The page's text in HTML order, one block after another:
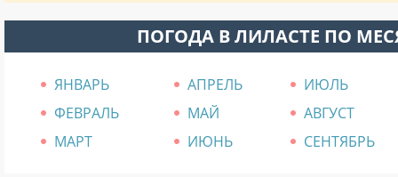
ПОГОДА В ЛИЛАСТЕ ПО
ЯНВАРЬ АПРЕЛЬ
ИЮЛЬ
ФЕВРАЛЬ
МАЙ
АВГУСТ
МАРТ
ИЮНЬ СЕНТЯБРЬ